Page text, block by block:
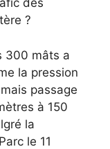
des
?
300 mâts a
la pression
passage
à 150
la
le 11